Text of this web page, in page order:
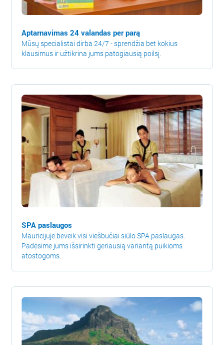
Aptarnavimas 24 valandas per parą
Mūsų specialistai dirba 24/7 - sprendžia bet kokius
klausimus ir užtikrina jums patogiausią poilsį.
SPA paslaugos
Mauricijuje beveik visi viešbučiai siūlo SPA paslaugas.
Padėsime jums išsirinkti geriausią variantą puikioms
atostogoms.